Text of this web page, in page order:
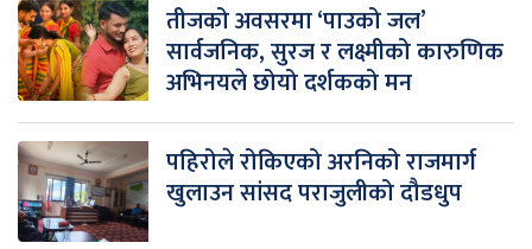
तीजको अवसरमा ‘पाउको जल’
सार्वजनिक, सुरज र लक्ष्मीको कारुणिक
अभिनयले छोयो दर्शकको मन
पहिरोले रोकिएको अरनिको राजमार्ग
खुलाउन सांसद पराजुलीको दौडधुप